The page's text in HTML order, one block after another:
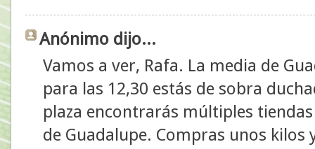
Anónimo dijo...
Vamos a ver, Rafa. La media de
para las 12,30 estás de sobra
plaza encontrarás múltiples
de Guadalupe. Compras unos kilos